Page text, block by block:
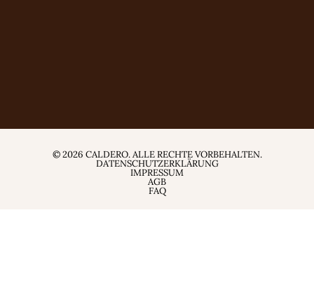
DATENSCHUTZERKLÄRUNG
IMPRESSUM
AGB
FAQ
© 2026 CALDERO. ALLE RECHTE VORBEHALTEN.